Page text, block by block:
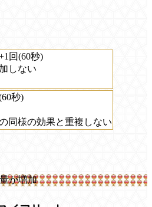
回(60秒)
しない
秒)
同様の効果と重複しない
が増加